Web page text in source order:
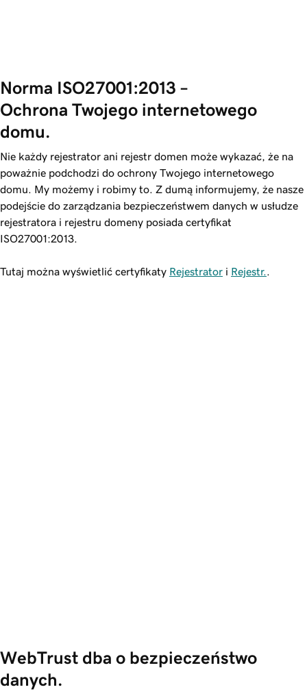
Norma ISO27001:2013 –
Ochrona Twojego internetowego
domu.
Nie każdy rejestrator ani rejestr domen może wykazać, że na
poważnie podchodzi do ochrony Twojego internetowego
domu. My możemy i robimy to. Z dumą informujemy, że nasze
podejście do zarządzania bezpieczeństwem danych w usłudze
rejestratora i rejestru domeny posiada certyfikat
ISO27001:2013.
Tutaj można wyświetlić certyfikaty Rejestrator i Rejestr.
WebTrust dba o bezpieczeństwo
danych.